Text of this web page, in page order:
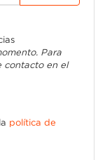
Para
contacto en el
política de